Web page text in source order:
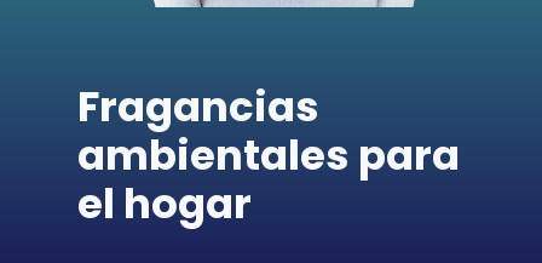
Fragancias
ambientales para
el hogar